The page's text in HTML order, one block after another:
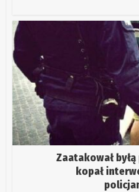
Zaatakował
kopał